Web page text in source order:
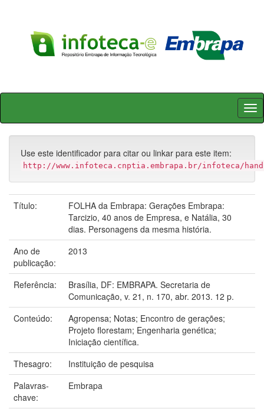
Skip
Use este identificador para citar ou linkar para este item:
http://www.infoteca.cnptia.embrapa.br/infoteca/
Título:
FOLHA da Embrapa: Gerações Embrapa:
Tarcizio, 40 anos de Empresa, e Natália, 30
dias. Personagens da mesma história.
Ano de
publicação:
2013
Referência:
Brasília, DF: EMBRAPA. Secretaria de
Comunicação, v. 21, n. 170, abr. 2013. 12 p.
Conteúdo:
Agropensa; Notas; Encontro de gerações;
Projeto florestam; Engenharia genética;
Iniciação científica.
Thesagro:
Instituição de pesquisa
Palavras-
chave:
Embrapa